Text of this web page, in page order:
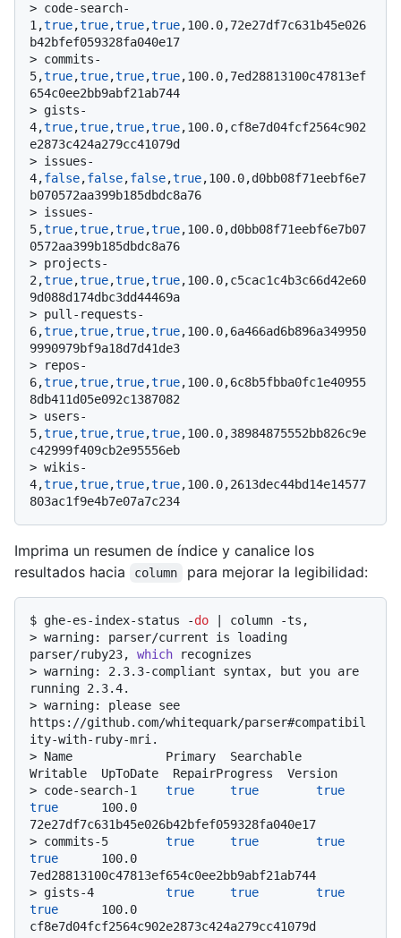
> code-search-
1,true,true,true,true,100.0,72e27df7c631b45e026
b42bfef059328fa040e17
> commits-
5,true,true,true,true,100.0,7ed28813100c47813ef
654c0ee2bb9abf21ab744
> gists-
4,true,true,true,true,100.0,cf8e7d04fcf2564c902
e2873c424a279cc41079d
> issues-
4,false,false,false,true,100.0,d0bb08f71eebf6e7
b070572aa399b185dbdc8a76
> issues-
5,true,true,true,true,100.0,d0bb08f71eebf6e7b07
0572aa399b185dbdc8a76
> projects-
2,true,true,true,true,100.0,c5cac1c4b3c66d42e60
9d088d174dbc3dd44469a
> pull-requests-
6,true,true,true,true,100.0,6a466ad6b896a349950
9990979bf9a18d7d41de3
>
repos-
6,true,true,true,true,100.0,6c8b5fbba0fc1e40955
8db411d05e092c1387082
> users-
5,true,true,true,true,100.0,38984875552bb826c9e
c42999f409cb2e95556eb
> wikis-
4,true,true,true,true,100.0,2613dec44bd14e14577
803ac1f9e4b7e07a7c234
Imprima un resumen de índice y canalice los
resultados hacia
column para mejorar la legibilidad:
$ ghe-es-index-status -do | column -ts,
> warning: parser/current is loading
parser/ruby23, which recognizes
> warning: 2.3.3-compliant syntax, but you are
running 2.3.4.
> warning: please see
https://github.com/whitequark/parser#compatibil
ity-with-ruby-mri.
> Name             Primary  Searchable
Writable  UpToDate  RepairProgress  Version
> code-search-1 true true
true
true
      100.0
72e27df7c631b45e026b42bfef059328fa040e17
> commits-5 true true
true
true
      100.0
7ed28813100c47813ef654c0ee2bb9abf21ab744
> gists-4 true true
true
true
      100.0
cf8e7d04fcf2564c902e2873c424a279cc41079d